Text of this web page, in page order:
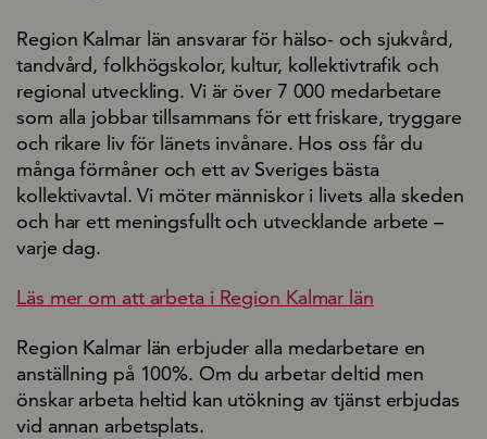
Region Kalmar län ansvarar för hälso- och sjukvård,
tandvård, folkhögskolor, kultur, kollektivtrafik och
regional utveckling. Vi är över 7 000 medarbetare
som alla jobbar tillsammans för ett friskare, tryggare
och rikare liv för länets invånare. Hos oss får du
många förmåner och ett av Sveriges bästa
kollektivavtal. Vi möter människor i livets alla skeden
och har ett meningsfullt och utvecklande arbete –
varje dag.
Läs mer om att arbeta i Region Kalmar län
Region Kalmar län erbjuder alla medarbetare en
anställning på 100%. Om du arbetar deltid men
önskar arbeta heltid kan utökning av tjänst erbjudas
vid annan arbetsplats.